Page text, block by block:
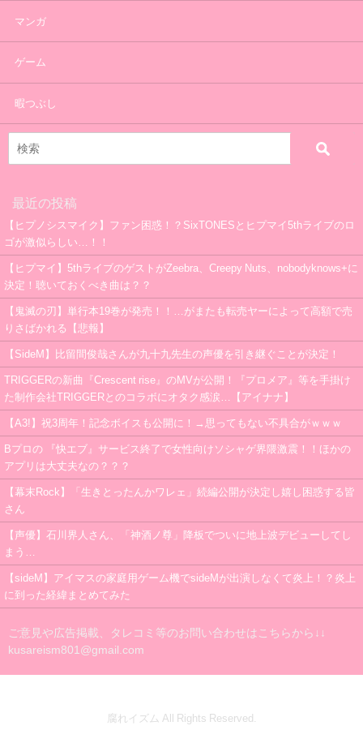
マンガ
ゲーム
暇つぶし
最近の投稿
【ヒプノシスマイク】ファン困惑！？SixTONESとヒプマイ5thライブのロ
ゴが激似らしい…！！
【ヒプマイ】5thライブのゲストがZeebra、Creepy Nuts、nobodyknows+に
決定！聴いておくべき曲は？？
【鬼滅の刃】単行本19巻が発売！！…がまたも転売ヤーによって高額で売
りさばかれる【悲報】
【SideM】比留間俊哉さんが九十九先生の声優を引き継ぐことが決定！
TRIGGERの新曲『Crescent rise』のMVが公開！『プロメア』等を手掛け
た制作会社TRIGGERとのコラボにオタク感涙…【アイナナ】
【A3!】祝3周年！記念ボイスも公開に！→思ってもない不具合がｗｗｗ
Bプロの 『快エブ』サービス終了で女性向けソシャゲ界隈激震！！ほかの
アプリは大丈夫なの？？？
【幕末Rock】「生きとったんかワレェ」続編公開が決定し嬉し困惑する皆
さん
【声優】石川界人さん、「神酒ノ尊」降板でついに地上波デビューしてし
まう…
【sideM】アイマスの家庭用ゲーム機でsideMが出演しなくて炎上！？炎上
に到った経緯まとめてみた
ご意見や広告掲載、タレコミ等のお問い合わせはこちらから↓↓
kusareism801@gmail.com
腐れイズム All Rights Reserved.